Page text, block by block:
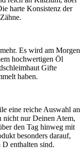
harte Konsistenz der
Es wird am Morgen
hochwertigen Öl
Gifte
haben.
eine reiche Auswahl an
nicht nur Deinen Atem,
den Tag hinweg mit
besonders darauf,
enthalten sind.